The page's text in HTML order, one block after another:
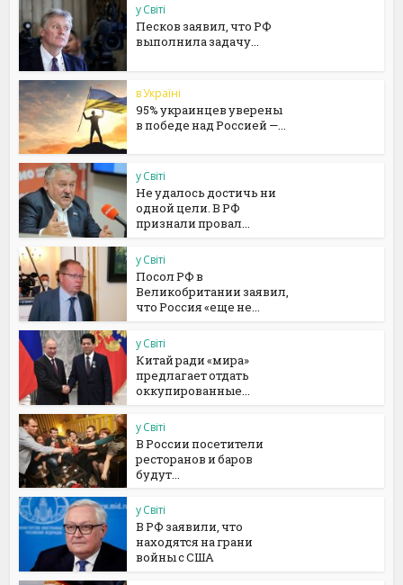
у Світі
Песков заявил, что РФ
выполнила задачу...
в Україні
95% украинцев уверены
в победе над Россией —...
у Світі
Не удалось достичь ни
одной цели. В РФ
признали провал...
у Світі
Посол РФ в
Великобритании заявил,
что Россия «еще не...
у Світі
Китай ради «мира»
предлагает отдать
оккупированные...
у Світі
В России посетители
ресторанов и баров
будут...
у Світі
В РФ заявили, что
находятся на грани
войны с США